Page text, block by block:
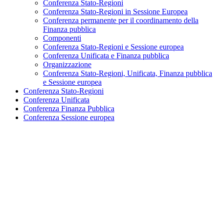
Conferenza Stato-Regioni
Conferenza Stato-Regioni in Sessione Europea
Conferenza permanente per il coordinamento della
Finanza pubblica
Componenti
Conferenza Stato-Regioni e Sessione europea
Conferenza Unificata e Finanza pubblica
Organizzazione
Conferenza Stato-Regioni, Unificata, Finanza pubblica
e Sessione europea
Conferenza Stato-Regioni
Conferenza Unificata
Conferenza Finanza Pubblica
Conferenza Sessione europea